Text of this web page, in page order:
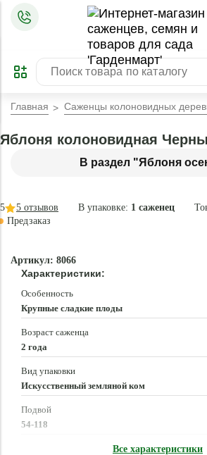
ПРЕДЗАКАЗ
ЗАБРОНИРОВАТЬ
ЛУЧШЕЕ
Главная Саженцы колоновидных
В раздел "Яблоня
Яблоня колоновидная
В упаковке: 1 саженец
5 5 отзывов
Предзаказ
Артикул: 8066
Характеристики:
Особенность
Крупные сладкие плоды
Возраст саженца
2 года
Вид упаковки
Искусственный земляной ком
Подвой
54-118
Все характеристики